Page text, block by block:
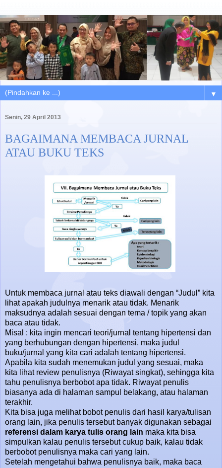
▼
Senin, 29 April 2013
BAGAIMANA MEMBACA JURNAL
ATAU BUKU TEKS
Untuk membaca jurnal atau teks diawali dengan “Judul” kita
lihat apakah judulnya menarik atau tidak. Menarik
maksudnya adalah sesuai dengan tema / topik yang akan
baca atau tidak.
Misal : kita ingin mencari teori/jurnal tentang hipertensi dan
yang berhubungan dengan hipertensi, maka judul
buku/jurnal yang kita cari adalah tentang hipertensi.
Apabila kita sudah menemukan judul yang sesuai, maka
kita lihat review penulisnya (Riwayat singkat), sehingga kita
tahu penulisnya berbobot apa tidak. Riwayat penulis
biasanya ada di halaman sampul belakang, atau halaman
terakhir.
Kita bisa juga melihat bobot penulis dari hasil karya/tulisan
orang lain, jika penulis tersebut banyak digunakan sebagai
referensi dalam karya tulis orang lain maka kita bisa
simpulkan kalau penulis tersebut cukup baik, kalau tidak
berbobot penulisnya maka cari yang lain.
Setelah mengetahui bahwa penulisnya baik, maka baca